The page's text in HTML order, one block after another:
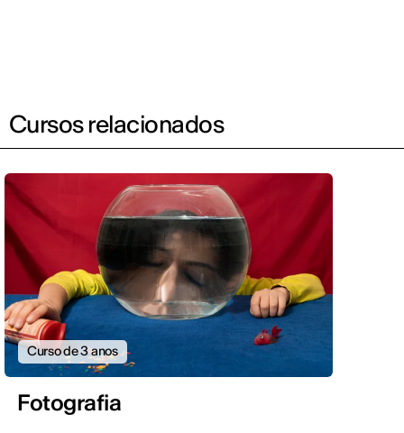
Cursos relacionados
Curso de 3 anos
Fotografia